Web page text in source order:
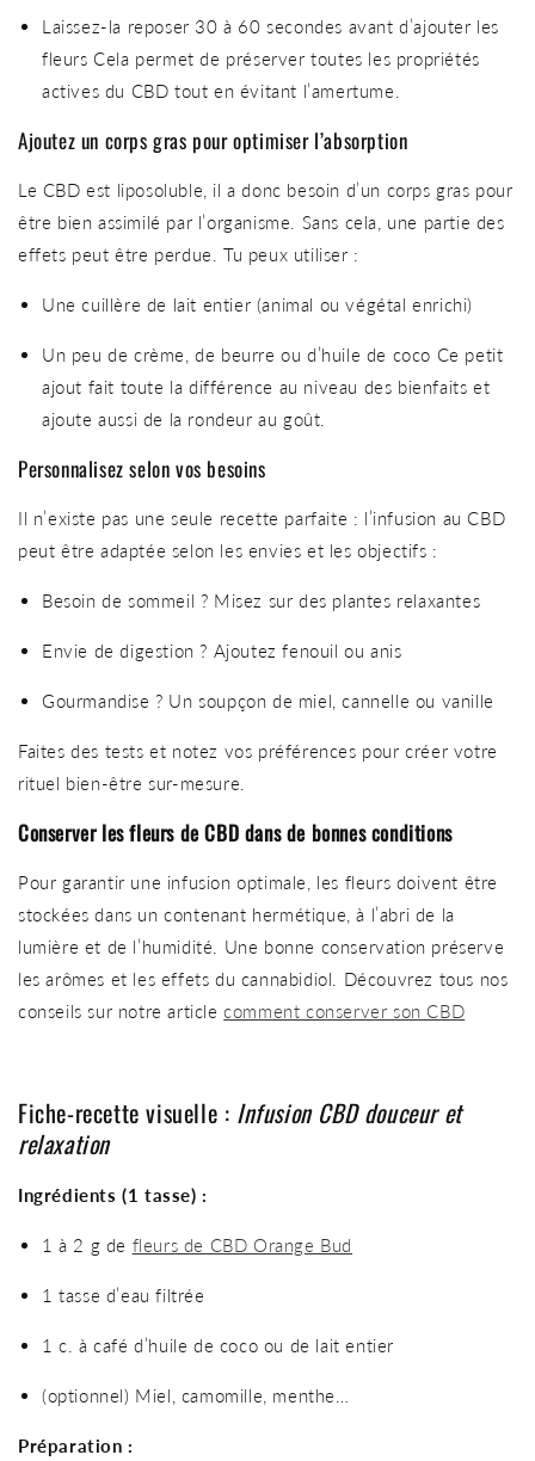
Laissez-la reposer 30 à 60 secondes avant d’ajouter les
fleurs Cela permet de préserver toutes les propriétés
actives du CBD tout en évitant l’amertume.
Ajoutez un corps gras pour optimiser l’absorption
Le CBD est liposoluble, il a donc besoin d’un corps gras pour
être bien assimilé par l’organisme. Sans cela, une partie des
effets peut être perdue. Tu peux utiliser :
Une cuillère de lait entier (animal ou végétal enrichi)
Un peu de crème, de beurre ou d’huile de coco Ce petit
ajout fait toute la différence au niveau des bienfaits et
ajoute aussi de la rondeur au goût.
Personnalisez selon vos besoins
Il n’existe pas une seule recette parfaite : l’infusion au CBD
peut être adaptée selon les envies et les objectifs :
Besoin de sommeil ? Misez sur des plantes relaxantes
Envie de digestion ? Ajoutez fenouil ou anis
Gourmandise ? Un soupçon de miel, cannelle ou vanille
Faites des tests et notez vos préférences pour créer votre
rituel bien-être sur-mesure.
Conserver les fleurs de CBD dans de bonnes conditions
Pour garantir une infusion optimale, les fleurs doivent être
stockées dans un contenant hermétique, à l’abri de la
lumière et de l’humidité. Une bonne conservation préserve
les arômes et les effets du cannabidiol. Découvrez tous nos
conseils sur notre articlecomment conserver son CBD
Fiche-recette visuelle : Infusion CBD douceur et
relaxation
Ingrédients (1 tasse) :
1 à 2 g de fleurs de CBD Orange Bud
1 tasse d’eau filtrée
1 c. à café d’huile de coco ou de lait entier
(optionnel) Miel, camomille, menthe…
Préparation :